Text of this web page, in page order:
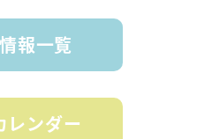
報一覧
レンダー